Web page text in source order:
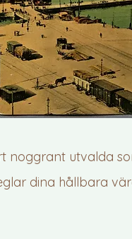
noggrant utvalda
dina hållbara